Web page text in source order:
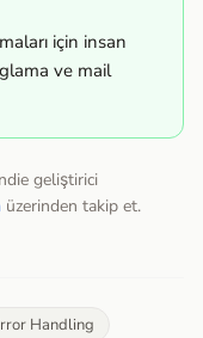
için insan
ve mail
geliştirici
üzerinden takip et.
Handling